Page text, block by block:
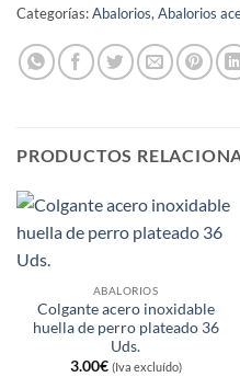
Categorías:Abalorios, Abalorios
PRODUCTOS
ABALORIOS
Colgante acero inoxidable
huella de perro plateado 36
Uds.
3.00€ (Iva excluído)